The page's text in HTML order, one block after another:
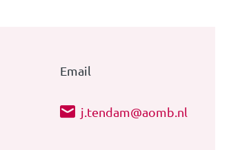
Email
j.tendam@aomb.nl